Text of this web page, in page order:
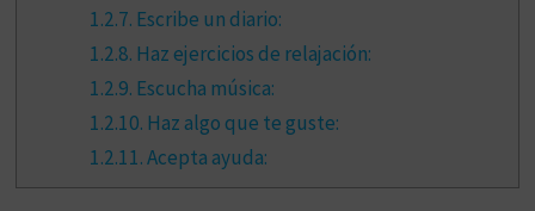
1.2.7. Escribe un diario:
1.2.8. Haz ejercicios de relajación:
1.2.9. Escucha música:
1.2.10. Haz algo que te guste:
1.2.11.Acepta ayuda: